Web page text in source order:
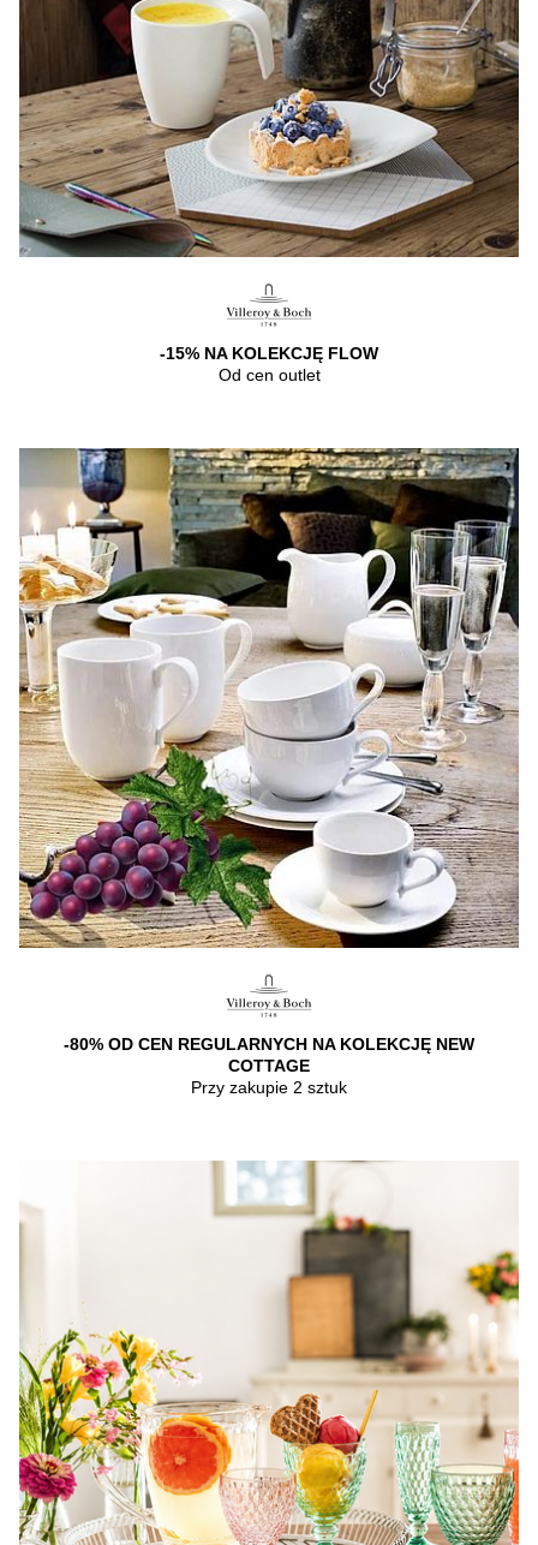
-15% NA KOLEKCJĘ FLOW
Od cen outlet
-80% OD CEN REGULARNYCH NA KOLEKCJĘ NEW
COTTAGE
Przy zakupie 2 sztuk